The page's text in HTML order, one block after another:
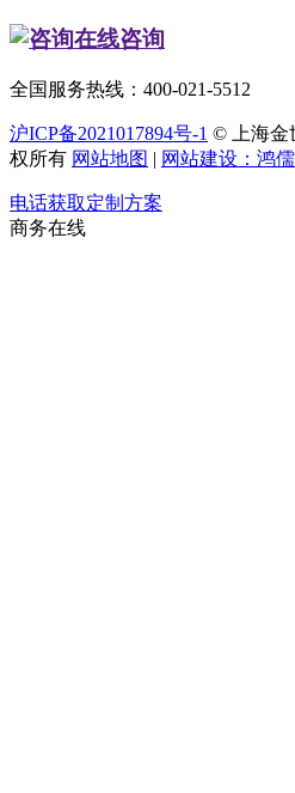
在线咨询
全国服务热线：400-021-5512
沪ICP备2021017894号-1 © 上海金
权所有 网站地图 | 网站建设：鸿
电话获取定制方案
商务在线